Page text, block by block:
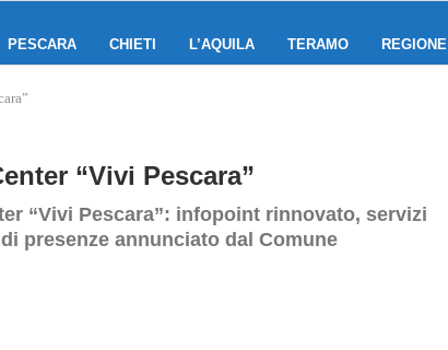
PESCARA CHIETI L’AQUILA TERAMO REGIONE
“Vivi Pescara”
“Vivi Pescara”: infopoint rinnovato, servizi
presenze annunciato dal Comune